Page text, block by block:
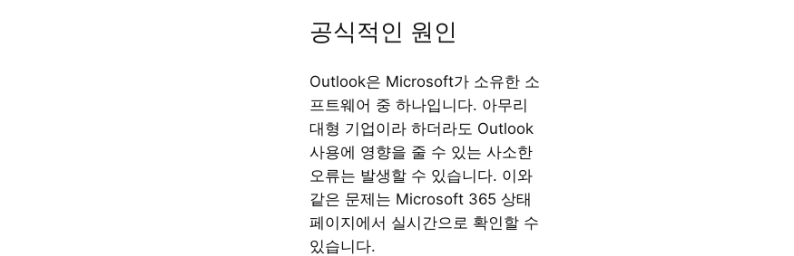
공식적인 원인
Outlook은 Microsoft가 소유한 소
프트웨어 중 하나입니다. 아무리
대형 기업이라 하더라도 Outlook
사용에 영향을 줄 수 있는 사소한
오류는 발생할 수 있습니다. 이와
같은 문제는 Microsoft 365 상태
페이지에서 실시간으로 확인할 수
있습니다.